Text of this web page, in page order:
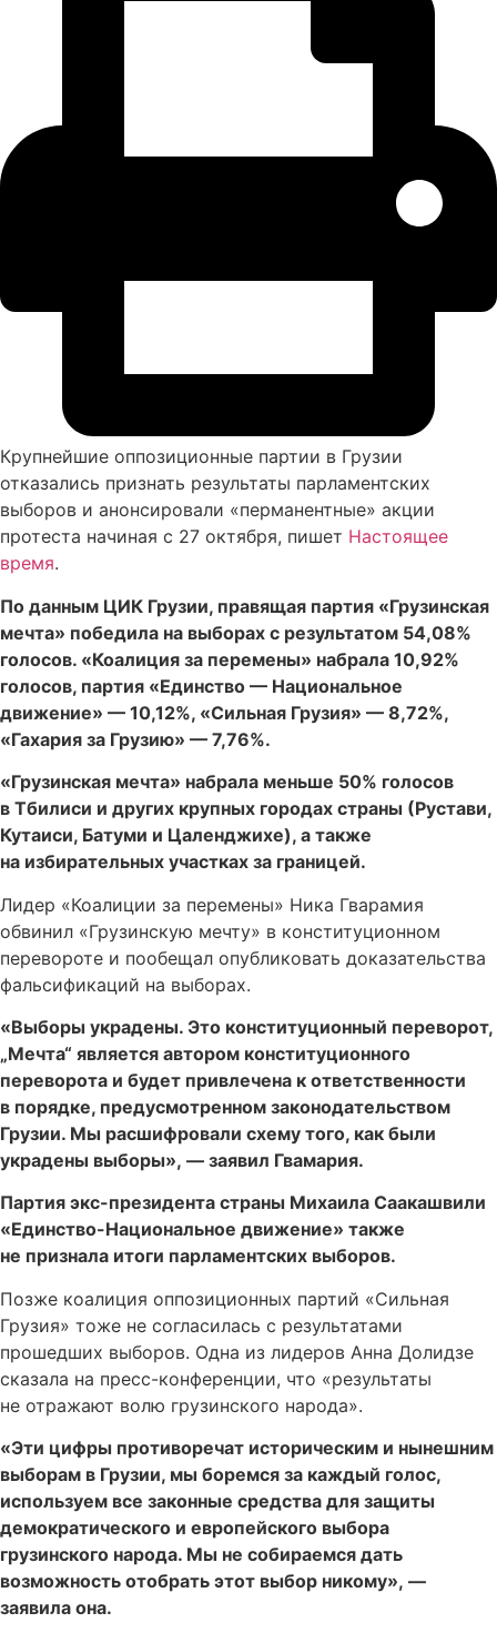
Крупнейшие оппозиционные партии в Грузии
отказались признать результаты парламентских
выборов и анонсировали «перманентные» акции
протеста начиная с 27 октября, пишет Настоящее
время.
По данным ЦИК Грузии, правящая партия «Грузинская
мечта» победила на выборах с результатом 54,08%
голосов. «Коалиция за перемены» набрала 10,92%
голосов, партия «Единство — Национальное
движение» — 10,12%, «Сильная Грузия» — 8,72%,
«Гахария за Грузию» — 7,76%.
«Грузинская мечта» набрала меньше 50% голосов
в Тбилиси и других крупных городах страны (Рустави,
Кутаиси, Батуми и Цаленджихе), а также
на избирательных участках за границей.
Лидер «Коалиции за перемены» Ника Гварамия
обвинил «Грузинскую мечту» в конституционном
перевороте и пообещал опубликовать доказательства
фальсификаций на выборах.
«Выборы украдены. Это конституционный переворот,
„Мечта“ является автором конституционного
переворота и будет привлечена к ответственности
в порядке, предусмотренном законодательством
Грузии. Мы расшифровали схему того, как были
украдены выборы», — заявил Гвамария.
Партия экс-президента страны Михаила Саакашвили
«Единство-Национальное движение» также
не признала итоги парламентских выборов.
Позже коалиция оппозиционных партий «Сильная
Грузия» тоже не согласилась с результатами
прошедших выборов. Одна из лидеров Анна Долидзе
сказала на пресс-конференции, что «результаты
не отражают волю грузинского народа».
«Эти цифры противоречат историческим и нынешним
выборам в Грузии, мы боремся за каждый голос,
используем все законные средства для защиты
демократического и европейского выбора
грузинского народа. Мы не собираемся дать
возможность отобрать этот выбор никому», —
заявила она.